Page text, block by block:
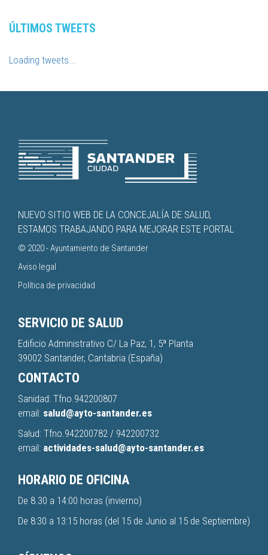
ÚLTIMOS TWEETS
Loading tweets...
NUEVO SITIO WEB DE LA CONCEJALÍA DE SALUD,
ESTAMOS TRABAJANDO PARA MEJORAR ESTE PORTAL
© 2020 -Ayuntamiento de Santander
Aviso legal
Política de privacidad
SERVICIO DE SALUD
Edificio Administrativo C/ La Paz, 1, 5ª Planta
39002 Santander, Cantabria (España)
CONTACTO
Sanidad: Tfno.942200807
email: salud@ayto-santander.es
Salud: Tfno.942200782 / 942200732
email: actividades-salud@ayto-santander.es
HORARIO DE OFICINA
De 8.30 a 14:00 horas (invierno)
De 8:30 a 13:15 horas (del 15 de Junio al 15 de Septiembre)